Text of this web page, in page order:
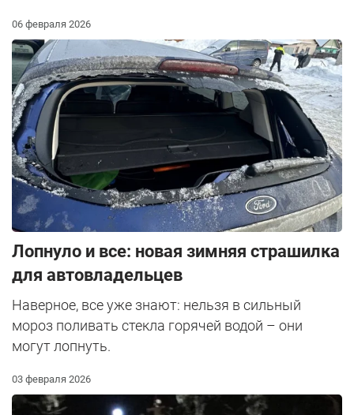
06 февраля 2026
Лопнуло и все: новая зимняя страшилка
для автовладельцев
Наверное, все уже знают: нельзя в сильный
мороз поливать стекла горячей водой – они
могут лопнуть.
03 февраля 2026